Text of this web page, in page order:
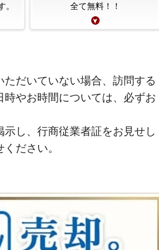
。
全て無料！！
だいていない場合、訪問する
やお時間については、必ずお
し、行商従業者証をお見せし
ださい。